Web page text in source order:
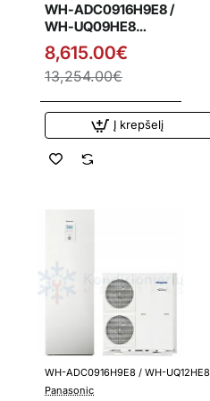
WH-ADC0916H9E8 /
WH-UQ09HE8
Panasonic T-CAP
9.0 kW Super tylus
oras-vanduo šilumos
integruota vandens
8,615.00€
13,254.00€
Į krepšelį
Išpardavimas
WH-ADC0916H9E8 / WH-UQ12HE8
Panasonic